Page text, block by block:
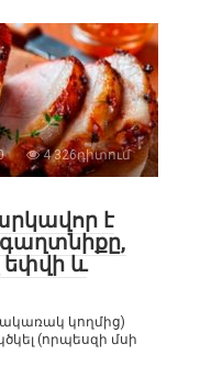
4 326դիտում
է
եփվի և
կողմից)
(որպեսզի մսի